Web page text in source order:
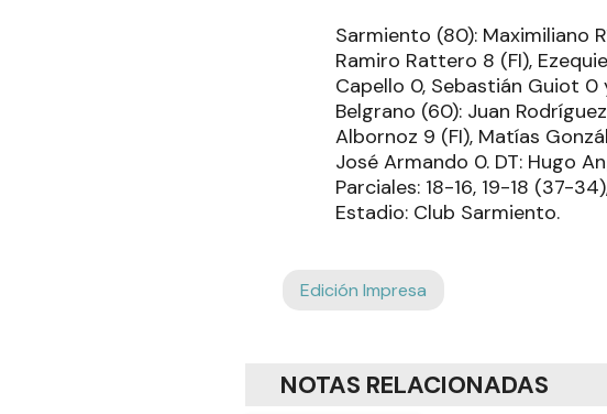
Sarmiento (80): Maximiliano
Ramiro Rattero 8 (FI),
Capello 0, Sebastián Guiot 0
Belgrano (60): Juan
Albornoz 9 (FI), Matías
José Armando 0. DT: Hugo
Parciales: 18-16, 19-18 (37-
Estadio: Club Sarmiento.
Edición Impresa
NOTAS RELACIONADAS